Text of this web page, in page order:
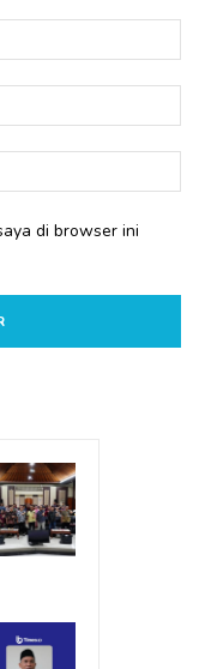
di browser ini